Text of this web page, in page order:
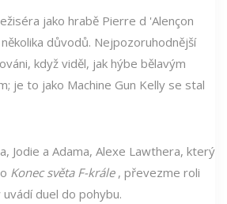
jako hrabě Pierre d 'Alençon
důvodů. Nejpozoruhodnější
když viděl, jak hýbe bělavým
je to jako Machine Gun Kelly se stal
Jodie a Adama, Alexe Lawthera, který
Konec světa F-krále, převezme roli
duel do pohybu.